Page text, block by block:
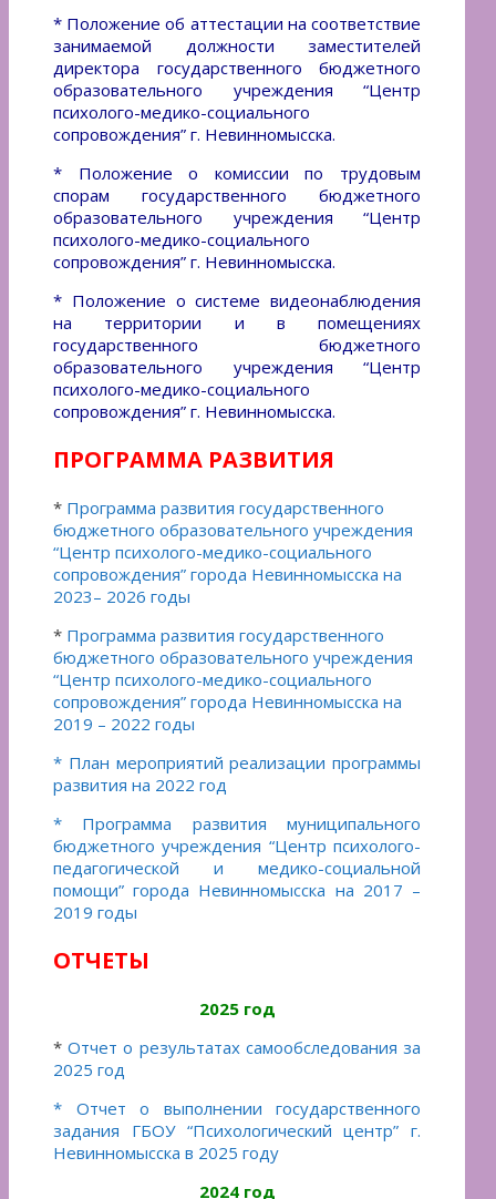
* Положение об аттестации на соответствие
занимаемой должности заместителей
директора государственного бюджетного
образовательного учреждения “Центр
психолого-медико-социального
сопровождения” г. Невинномысска.
* Положение о комиссии по трудовым
спорам государственного бюджетного
образовательного учреждения “Центр
психолого-медико-социального
сопровождения” г. Невинномысска.
* Положение о системе видеонаблюдения
на территории и в помещениях
государственного бюджетного
образовательного учреждения “Центр
психолого-медико-социального
сопровождения” г. Невинномысска.
ПРОГРАММА РАЗВИТИЯ
* Программа развития государственного
бюджетного образовательного учреждения
“Центр психолого-медико-социального
сопровождения” города Невинномысска на
2023– 2026 годы
* Программа развития государственного
бюджетного образовательного учреждения
“Центр психолого-медико-социального
сопровождения” города Невинномысска на
2019 – 2022 годы
* План мероприятий реализации программы
развития на 2022 год
* Программа развития муниципального
бюджетного учреждения “Центр психолого-
педагогической и медико-социальной
помощи” города Невинномысска на 2017 –
2019 годы
ОТЧЕТЫ
2025 год
* Отчет о результатах самообследования за
2025 год
* Отчет о выполнении государственного
задания ГБОУ “Психологический центр” г.
Невинномысска в 2025 году
2024 год